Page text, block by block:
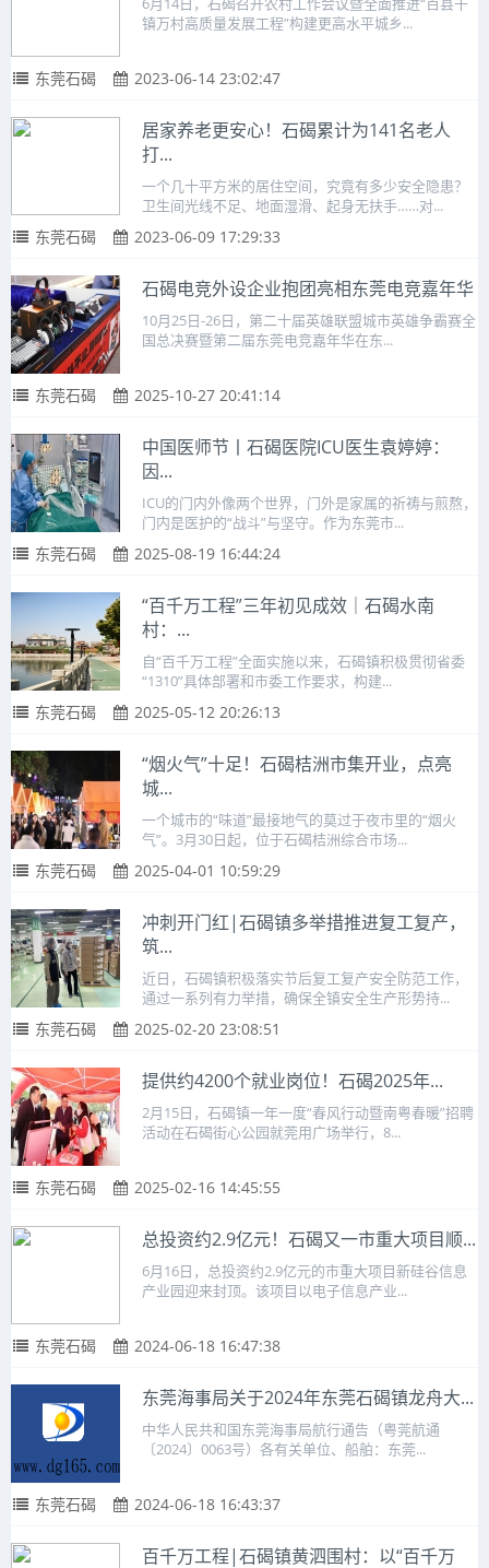
镇万村高质量发展工程”构建更高水平城乡...
东莞石碣 2023-06-14 23:02:47
居家养老更安心！石碣累计为141名老人
打...
一个几十平方米的居住空间，究竟有多少安全隐患？
卫生间光线不足、地面湿滑、起身无扶手……对...
东莞石碣 2023-06-09 17:29:33
石碣电竞外设企业抱团亮相东莞电竞嘉年华
10月25日-26日，第二十届英雄联盟城市英雄争霸赛全
国总决赛暨第二届东莞电竞嘉年华在东...
东莞石碣 2025-10-27 20:41:14
中国医师节丨石碣医院ICU医生袁婷婷：
因...
ICU的门内外像两个世界，门外是家属的祈祷与煎熬，
门内是医护的“战斗”与坚守。作为东莞市...
东莞石碣 2025-08-19 16:44:24
“百千万工程”三年初见成效｜石碣水南
村：...
自“百千万工程”全面实施以来，石碣镇积极贯彻省委
“1310”具体部署和市委工作要求，构建...
东莞石碣 2025-05-12 20:26:13
“烟火气”十足！石碣桔洲市集开业，点亮
城...
一个城市的“味道”最接地气的莫过于夜市里的“烟火
气”。3月30日起，位于石碣桔洲综合市场...
东莞石碣 2025-04-01 10:59:29
冲刺开门红|石碣镇多举措推进复工复产，
筑...
近日，石碣镇积极落实节后复工复产安全防范工作，
通过一系列有力举措，确保全镇安全生产形势持...
东莞石碣 2025-02-20 23:08:51
提供约4200个就业岗位！石碣2025年...
2月15日，石碣镇一年一度“春风行动暨南粤春暖”招聘
活动在石碣街心公园就莞用广场举行，8...
东莞石碣 2025-02-16 14:45:55
总投资约2.9亿元！石碣又一市重大项目顺...
6月16日，总投资约2.9亿元的市重大项目新硅谷信息
产业园迎来封顶。该项目以电子信息产业...
东莞石碣 2024-06-18 16:47:38
东莞海事局关于2024年东莞石碣镇龙舟大...
中华人民共和国东莞海事局航行通告（粤莞航通
〔2024〕0063号）各有关单位、船舶：东莞...
东莞石碣 2024-06-18 16:43:37
百千万工程|石碣镇黄泗围村：以“百千万